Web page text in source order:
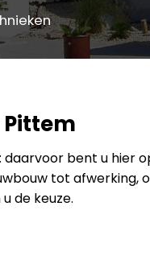
Pittem
: daarvoor bent u hier
tot afwerking,
de keuze.